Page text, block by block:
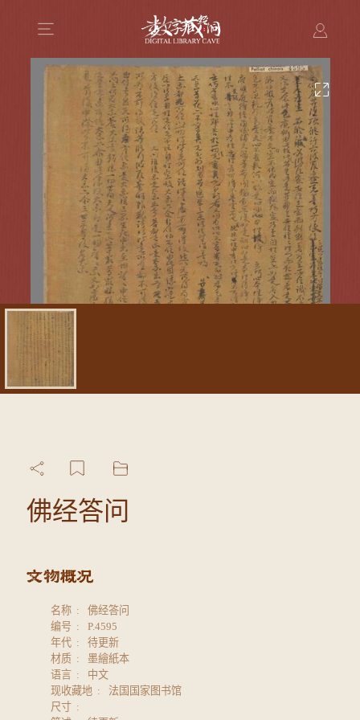
佛经答问
名称
佛经答问
编号
P.4595
年代
待更新
材质
墨繪紙本
语言
中文
现收藏地
法国国家图书馆
尺寸